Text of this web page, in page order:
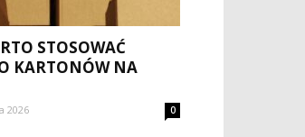
STOSOWAĆ
KARTONÓW NA
2026 0